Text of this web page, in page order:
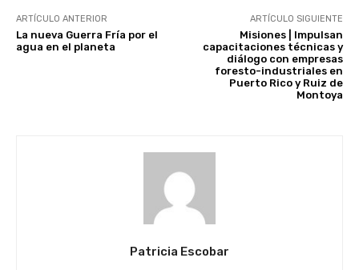
ARTÍCULO ANTERIOR
La nueva Guerra Fría por el
agua en el planeta
ARTÍCULO SIGUIENTE
Misiones | Impulsan
capacitaciones técnicas y
diálogo con empresas
foresto-industriales en
Puerto Rico y Ruiz de
Montoya
Patricia Escobar